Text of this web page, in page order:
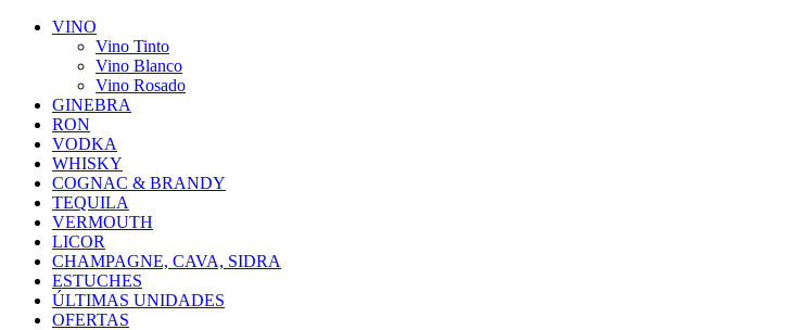
VINO
Vino Tinto
Vino Blanco
Vino Rosado
GINEBRA
RON
VODKA
WHISKY
COGNAC & BRANDY
TEQUILA
VERMOUTH
LICOR
CHAMPAGNE, CAVA, SIDRA
ESTUCHES
ÚLTIMAS UNIDADES
OFERTAS